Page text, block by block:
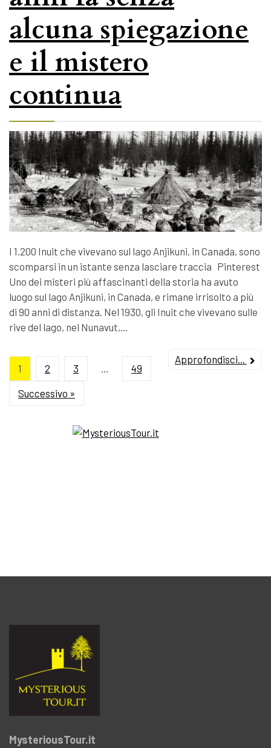
alcuna spiegazione
e il mistero
continua
I 1.200 Inuit che vivevano sul lago Anjikuni, in Canada, sono
scomparsi in un istante senza lasciare traccia Pinterest
Uno dei misteri più affascinanti della storia ha avuto
luogo sul lago Anjikuni, in Canada, e rimane irrisolto a più
di 90 anni di distanza. Nel 1930, gli Inuit che vivevano sulle
rive del lago, nel Nunavut,…
Approfondisci...
1 2 3 49
Successivo »
MysteriousTour.it